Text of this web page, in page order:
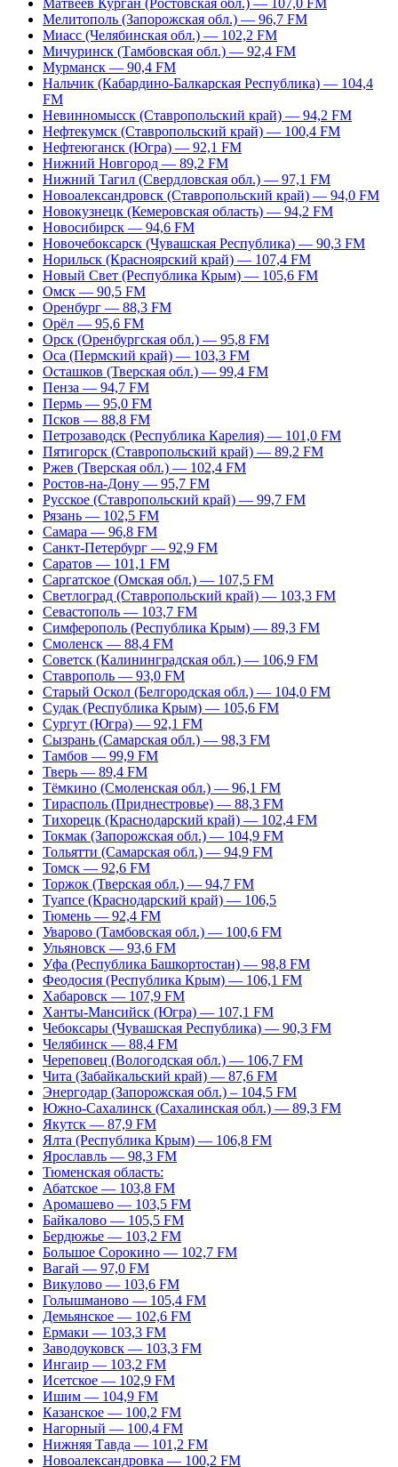
Матвеев Курган (Ростовская обл.) — 107,0 FM
Мелитополь (Запорожская обл.) — 96,7 FM
Миасс (Челябинская обл.) — 102,2 FM
Мичуринск (Тамбовская обл.) — 92,4 FM
Мурманск — 90,4 FM
Нальчик (Кабардино-Балкарская Республика) — 104,4
FM
Невинномысск (Ставропольский край) — 94,2 FM
Нефтекумск (Ставропольский край) — 100,4 FM
Нефтеюганск (Югра) — 92,1 FM
Нижний Новгород — 89,2 FM
Нижний Тагил (Свердловская обл.) — 97,1 FM
Новоалександровск (Ставропольский край) — 94,0 FM
Новокузнецк (Кемеровская область) — 94,2 FM
Новосибирск — 94,6 FM
Новочебоксарск (Чувашская Республика) — 90,3 FM
Норильск (Красноярский край) — 107,4 FM
Новый Свет (Республика Крым) — 105,6 FM
Омск — 90,5 FM
Оренбург — 88,3 FM
Орёл — 95,6 FM
Орск (Оренбургская обл.) — 95,8 FM
Оса (Пермский край) — 103,3 FM
Осташков (Тверская обл.) — 99,4 FM
Пенза — 94,7 FM
Пермь — 95,0 FM
Псков — 88,8 FM
Петрозаводск (Республика Карелия) — 101,0 FM
Пятигорск (Ставропольский край) — 89,2 FM
Ржев (Тверская обл.) — 102,4 FM
Ростов-на-Дону — 95,7 FM
Русское (Ставропольский край) — 99,7 FM
Рязань — 102,5 FM
Самара — 96,8 FM
Санкт-Петербург — 92,9 FM
Саратов — 101,1 FM
Саргатское (Омская обл.) — 107,5 FM
Светлоград (Ставропольский край) — 103,3 FM
Севастополь — 103,7 FM
Симферополь (Республика Крым) — 89,3 FM
Смоленск — 88,4 FM
Советск (Калининградская обл.) — 106,9 FM
Ставрополь — 93,0 FM
Старый Оскол (Белгородская обл.) — 104,0 FM
Судак (Республика Крым) — 105,6 FM
Сургут (Югра) — 92,1 FM
Сызрань (Самарская обл.) — 98,3 FM
Тамбов — 99,9 FM
Тверь — 89,4 FM
Тёмкино (Смоленская обл.) — 96,1 FM
Тирасполь (Приднестровье) — 88,3 FM
Тихорецк (Краснодарский край) — 102,4 FM
Токмак (Запорожская обл.) — 104,9 FM
Тольятти (Самарская обл.) — 94,9 FM
Томск — 92,6 FM
Торжок (Тверская обл.) — 94,7 FM
Туапсе (Краснодарский край) — 106,5
Тюмень — 92,4 FM
Уварово (Тамбовская обл.) — 100,6 FM
Ульяновск — 93,6 FM
Уфа (Республика Башкортостан) — 98,8 FM
Феодосия (Республика Крым) — 106,1 FM
Хабаровск — 107,9 FM
Ханты-Мансийск (Югра) — 107,1 FM
Чебоксары (Чувашская Республика) — 90,3 FM
Челябинск — 88,4 FM
Череповец (Вологодская обл.) — 106,7 FM
Чита (Забайкальский край) — 87,6 FM
Энергодар (Запорожская обл.) – 104,5 FM
Южно-Сахалинск (Сахалинская обл.) — 89,3 FM
Якутск — 87,9 FM
Ялта (Республика Крым) — 106,8 FM
Ярославль — 98,3 FM
Тюменская область:
Абатское — 103,8 FM
Аромашево — 103,5 FM
Байкалово — 105,5 FM
Бердюжье — 103,2 FM
Большое Сорокино — 102,7 FM
Вагай — 97,0 FM
Викулово — 103,6 FM
Голышманово — 105,4 FM
Демьянское — 102,6 FM
Ермаки — 103,3 FM
Заводоуковск — 103,3 FM
Ингаир — 103,2 FM
Исетское — 102,9 FM
Ишим — 104,9 FM
Казанское — 100,2 FM
Нагорный — 100,4 FM
Нижняя Тавда — 101,2 FM
Новоалександровка — 100,2 FM